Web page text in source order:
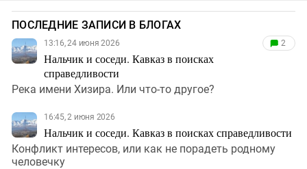
ПОСЛЕДНИЕ ЗАПИСИ В БЛОГАХ
13:16, 24 июня 2026
Нальчик и соседи. Кавказ в поисках
справедливости
2
Река имени Хизира. Или что-то другое?
16:45, 2 июня 2026
Нальчик и соседи. Кавказ в поисках справедливости
Конфликт интересов, или как не порадеть родному
человечку